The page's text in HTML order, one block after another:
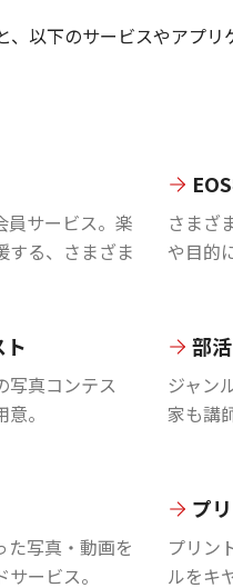
、以下のサービスやアプリ
員サービス。楽
する、さまざま
さまざ
や目的
写真コンテス
。
部活
ジャン
家も講
た写真・動画を
ービス。
プ
プリン
ルをキ